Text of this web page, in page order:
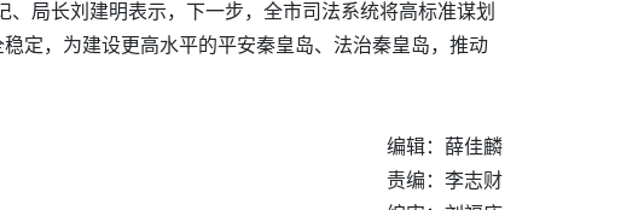
局长刘建明表示，下一步，全市司法系统将高标准谋划
定，为建设更高水平的平安秦皇岛、法治秦皇岛，推动
编辑：薛佳麟
责编：李志财